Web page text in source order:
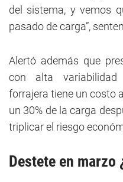
del sistema, y vemos
pasado de carga”,
Alertó además que
con alta variabilidad
forrajera tiene un costo
un 30% de la carga
triplicar el riesgo
Destete en marzo